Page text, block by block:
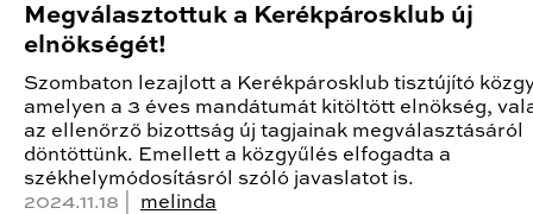
Megválasztottuk a Kerékpárosklub új
elnökségét!
Szombaton lezajlott a Kerékpárosklub tisztújító
amelyen a 3 éves mandátumát kitöltött elnökség,
az ellenőrző bizottság új tagjainak megválasztásáról
döntöttünk. Emellett a közgyűlés elfogadta a
székhelymódosításról szóló javaslatot is.
2024.11.18 | melinda